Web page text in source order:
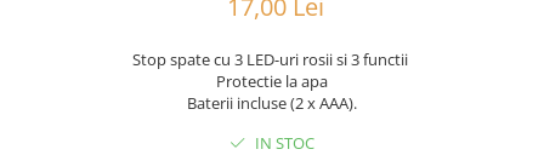
Schimbatoare fata
Schimbatoare si accesorii
Stop spate cu 3 LED-uri rosii si 3 functii
Protectie la apa
Baterii incluse (2 x AAA).
IN STOC